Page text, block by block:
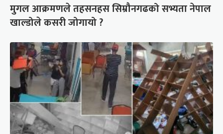
मुगल आक्रमणले तहसनहस सिम्रौनगढको सभ्यता नेपाल
खाल्डोले कसरी जोगायो ?